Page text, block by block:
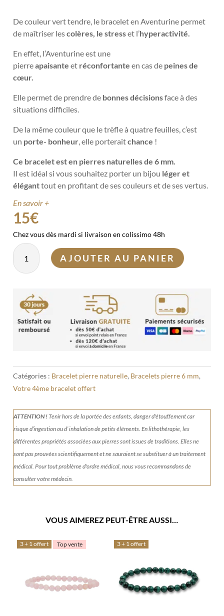
De couleur vert tendre, le bracelet en Aventurine permet
de maîtriser lescolères, le stresset l’hyperactivité.
En effet, l’Aventurine est une
pierreapaisante et réconfortanteen cas de peines de
cœur.
Elle permet de prendre de bonnes décisionsface à des
situations difficiles.
De la même couleur que le trèfle à quatre feuilles, c’est
un porte- bonheur , elle porteraitchance !
Ce bracelet est en pierres naturelles de 6 mm.
Il est idéal si vous souhaitez porter un bijou léger et
éléganttout en profitant de ses couleurs et de ses vertus.
En savoir +
15€
Chez vous dès mardi si livraison en colissimo 48h
quantité
Bracelet
6mm
AJOUTER AU PANIER
Catégories : Bracelet pierre naturelle, Bracelets pierre 6 mm,
Votre 4ème bracelet offert
ATTENTION !Tenirhors de la portée des enfants, danger d'étouffement car
risque d’ingestion ou d’ inhalation de petits éléments.En lithothérapie, les
différentes propriétés associées aux pierres sont issues de traditions. Elles ne
sont pas prouvées scientifiquement et ne sauraient se substituer à un traitement
médical. Pour tout problème d'ordre médical, nous vous recommandons de
consulter votre médecin.
VOUS AIMEREZ PEUT-ÊTRE AUSSI…
3 + 1 offert Top vente 3 + 1 offert